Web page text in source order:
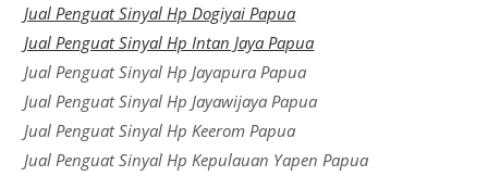
Jual Penguat Sinyal Hp Dogiyai Papua
Jual Penguat Sinyal Hp Intan Jaya Papua
Jual Penguat Sinyal Hp Jayapura Papua
Jual Penguat Sinyal Hp Jayawijaya Papua
Jual Penguat Sinyal Hp Keerom Papua
Jual Penguat Sinyal Hp Kepulauan Yapen Papua